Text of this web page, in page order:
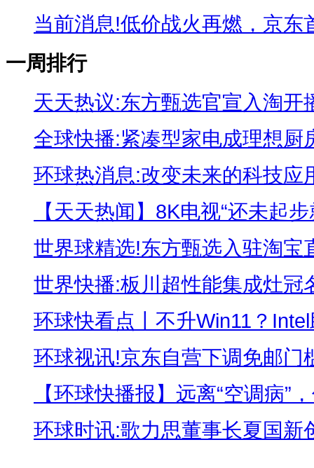
当前消息!低价战火再燃，京东
一周排行
天天热议:东方甄选官宣入淘开
全球快播:紧凑型家电成理想厨
环球热消息:改变未来的科技应
【天天热闻】8K电视“还未起
世界球精选!东方甄选入驻淘宝
世界快播:板川超性能集成灶冠
环球快看点丨不升Win11？
环球视讯!京东自营下调免邮门
【环球快播报】远离“空调病”
环球时讯:歌力思董事长夏国新